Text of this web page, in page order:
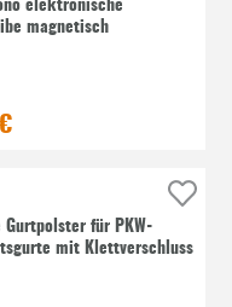
elektronische
magnetisch
Gurtpolster für PKW-
mit Klettverschluss